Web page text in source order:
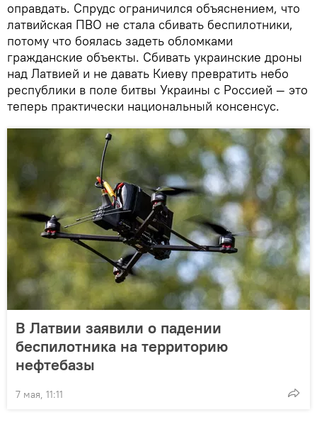
оправдать. Спрудс ограничился объяснением, что
латвийская ПВО не стала сбивать беспилотники,
потому что боялась задеть обломками
гражданские объекты. Сбивать украинские дроны
над Латвией и не давать Киеву превратить небо
республики в поле битвы Украины с Россией — это
теперь практически национальный консенсус.
В Латвии заявили о падении
беспилотника на территорию
нефтебазы
7 мая, 11:11